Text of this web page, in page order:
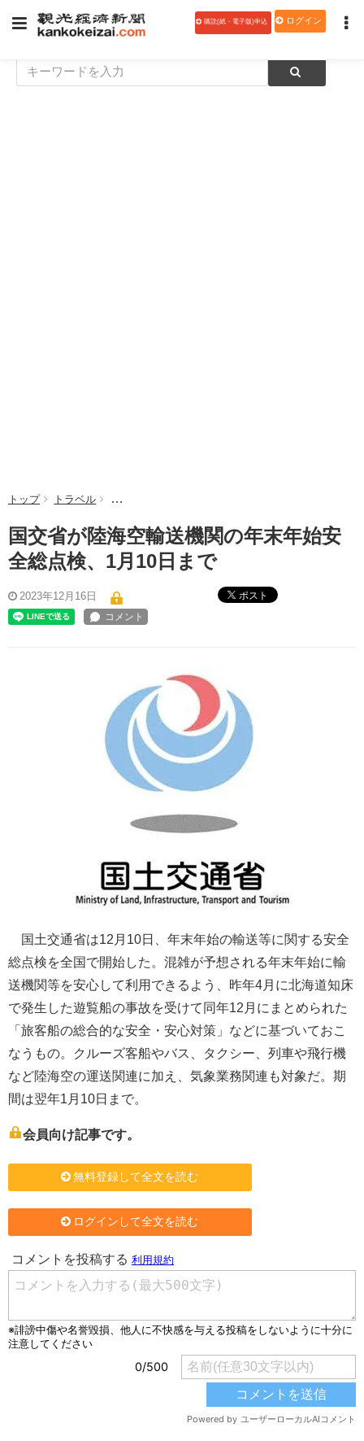
購読(紙・電子版)申込 ログイン
トップ トラベル 国交省が陸海空輸送機関の年末年始安全総点検、1月
国交省が陸海空輸送機関の年末年始安
全総点検、1月10日まで
2023年12月16日 ポスト
国土交通省は12月10日、年末年始の輸送等に関する安全
総点検を全国で開始した。混雑が予想される年末年始に輸
送機関等を安心して利用できるよう、昨年4月に北海道知床
で発生した遊覧船の事故を受けて同年12月にまとめられた
「旅客船の総合的な安全・安心対策」などに基づいておこ
なうもの。クルーズ客船やバス、タクシー、列車や飛行機
など陸海空の運送関連に加え、気象業務関連も対象だ。期
間は翌年1月10日まで。
会員向け記事です。
無料登録して全文を読む
ログインして全文を読む